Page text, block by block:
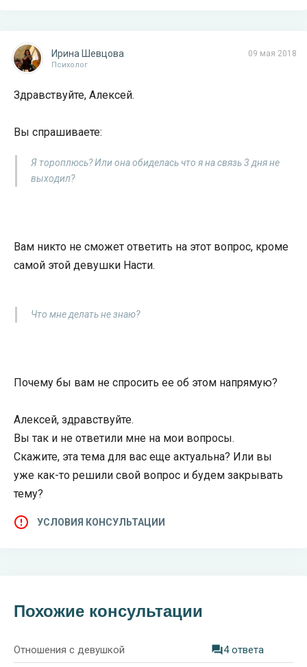
09 мая 2018
Ирина Шевцова
Психолог
Здравствуйте, Алексей.
Вы спрашиваете:
Я тороплюсь? Или она обиделась что я на связь 3 дня не
выходил?
Вам никто не сможет ответить на этот вопрос, кроме
самой этой девушки Насти.
Что мне делать не знаю?
Почему бы вам не спросить ее об этом напрямую?
Алексей, здравствуйте.
Вы так и не ответили мне на мои вопросы.
Скажите, эта тема для вас еще актуальна? Или вы
уже как-то решили свой вопрос и будем закрывать
тему?
УСЛОВИЯ КОНСУЛЬТАЦИИ
Похожие консультации
Отношения с девушкой 4 ответа